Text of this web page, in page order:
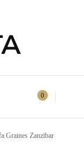
0
Graines Zanzibar